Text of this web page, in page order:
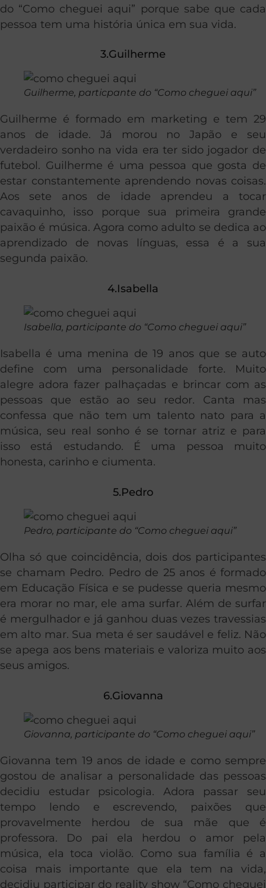
do “Como cheguei aqui” porque sabe que cada
pessoa tem uma história única em sua vida.
3.Guilherme
Guilherme, particpante do “Como cheguei aqui”
Guilherme é formado em marketing e tem 29
anos de idade. Já morou no Japão e seu
verdadeiro sonho na vida era ter sido jogador de
futebol. Guilherme é uma pessoa que gosta de
estar constantemente aprendendo novas coisas.
Aos sete anos de idade aprendeu a tocar
cavaquinho, isso porque sua primeira grande
paixão é música. Agora como adulto se dedica ao
aprendizado de novas línguas, essa é a sua
segunda paixão.
4.Isabella
Isabella, participante do “Como cheguei aqui”
Isabella é uma menina de 19 anos que se auto
define com uma personalidade forte. Muito
alegre adora fazer palhaçadas e brincar com as
pessoas que estão ao seu redor. Canta mas
confessa que não tem um talento nato para a
música, seu real sonho é se tornar atriz e para
isso está estudando. É uma pessoa muito
honesta, carinho e ciumenta.
5.Pedro
Pedro, participante do “Como cheguei aqui”
Olha só que coincidência, dois dos participantes
se chamam Pedro. Pedro de 25 anos é formado
em Educação Física e se pudesse queria mesmo
era morar no mar, ele ama surfar. Além de surfar
é mergulhador e já ganhou duas vezes travessias
em alto mar. Sua meta é ser saudável e feliz. Não
se apega aos bens materiais e valoriza muito aos
seus amigos.
6.Giovanna
Giovanna, participante do “Como cheguei aqui”
Giovanna tem 19 anos de idade e como sempre
gostou de analisar a personalidade das pessoas
decidiu estudar psicologia. Adora passar seu
tempo lendo e escrevendo, paixões que
provavelmente herdou de sua mãe que é
professora. Do pai ela herdou o amor pela
música, ela toca violão. Como sua família é a
coisa mais importante que ela tem na vida,
decidiu participar do reality show “Como cheguei